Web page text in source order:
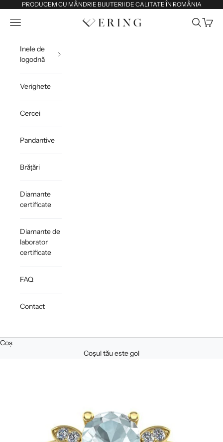
Sari la conținutPRODUCEM CU MÂNDRIE BIJUTERII DE CALITATE ÎN ROMÂNIA
Ering
Deschide meniul de navigare Deschide
Inele de
logodnă
Verighete
Cercei
Pandantive
Brățări
Diamante
certificate
Diamante de
laborator
certificate
FAQ
Contact
Coș
Coșul tău este gol